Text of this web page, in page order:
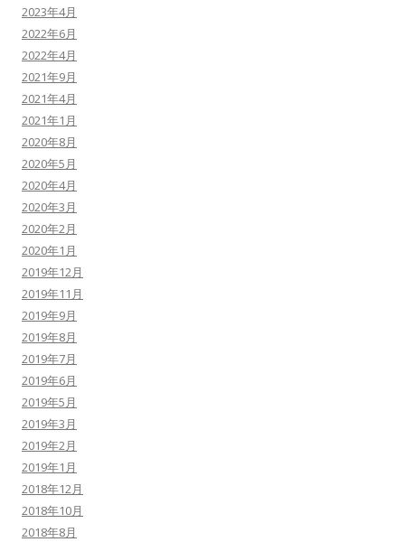
2023年4月
2022年6月
2022年4月
2021年9月
2021年4月
2021年1月
2020年8月
2020年5月
2020年4月
2020年3月
2020年2月
2020年1月
2019年12月
2019年11月
2019年9月
2019年8月
2019年7月
2019年6月
2019年5月
2019年3月
2019年2月
2019年1月
2018年12月
2018年10月
2018年8月